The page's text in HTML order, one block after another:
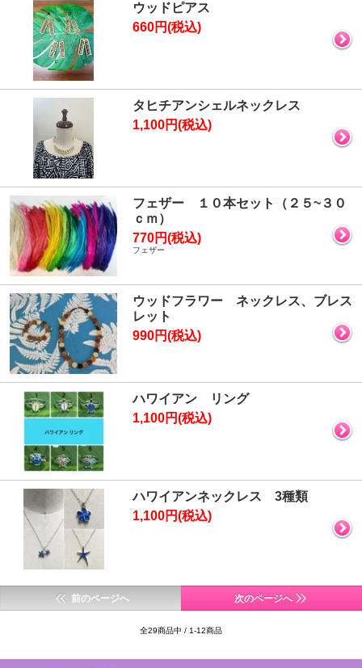
ウッドピアス
660円(税込)
タヒチアンシェルネックレス
1,100円(税込)
フェザー １０本セット（２５~３０
ｃｍ）
770円(税込)
フェザー
ウッドフラワー ネックレス、ブレス
レット
990円(税込)
ハワイアン リング
1,100円(税込)
ハワイアンネックレス 3種類
1,100円(税込)
前のページへ 次のページへ
全29商品中 / 1-12商品